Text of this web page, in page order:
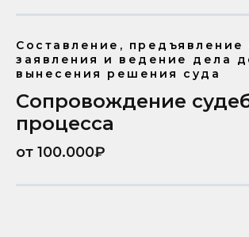
Составление, предъявление
заявления и ведение дела
вынесения решения суда
Сопровождение
процесса
от 100.000₽